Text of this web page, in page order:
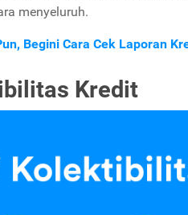
menyeluruh.
Begini Cara Cek Laporan
Kredit